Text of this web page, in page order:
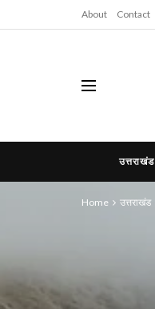
About Contact
उत्तराखंड
Home उत्तराखंड